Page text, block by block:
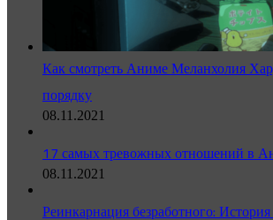
Как смотреть Аниме Меланхолия
порядку
08.11.2021
17 самых тревожных отношений в
08.11.2021
Реинкарнация безработного: